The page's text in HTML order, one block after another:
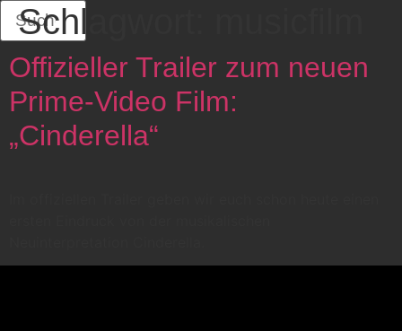
Schlagwort:
Offizieller Trailer zum neuen
Prime-Video Film:
„Cinderella“